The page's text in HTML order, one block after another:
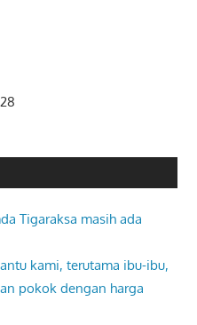
Tigaraksa masih ada
kami, terutama ibu-ibu,
pokok dengan harga